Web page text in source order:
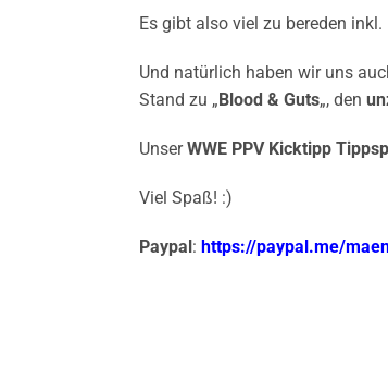
Es gibt also viel zu bereden
Und natürlich haben wir uns
Stand zu „Blood & Guts„, den
UnserWWE PPV Kicktipp
Viel Spaß! :)
Paypal:https://paypal.me/